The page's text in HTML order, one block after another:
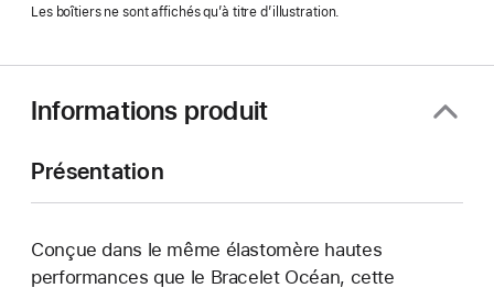
Les boîtiers ne sont affichés qu’à titre d’illustration.
Informations produit
Présentation
Conçue dans le même élastomère hautes
performances que le Bracelet Océan, cette